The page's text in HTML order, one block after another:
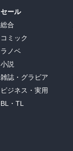
セール
総合
コミック
ラノベ
小説
雑誌・グラビア
ビジネス・実用
BL・TL